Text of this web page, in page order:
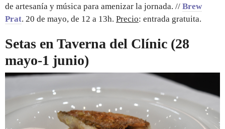
de artesanía y música para amenizar la jornada. // Brew
Prat. 20 de mayo, de 12 a 13h. Precio: entrada gratuita.
Setas en Taverna del Clínic (28
mayo-1 junio)